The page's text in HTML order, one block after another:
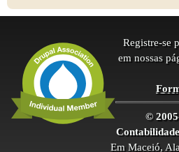
Registre-se
em nossas
©
Em Maceió,